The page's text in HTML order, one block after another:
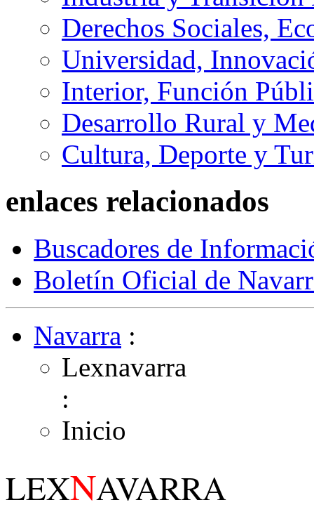
Derechos Sociales,
Universidad,
Interior, Función
Desarrollo Rural y
Cultura, Deporte y
enlaces relacionados
Buscadores de
Boletín Oficial de
Navarra :
Lexnavarra
:
Inicio
LEXNAVARRA